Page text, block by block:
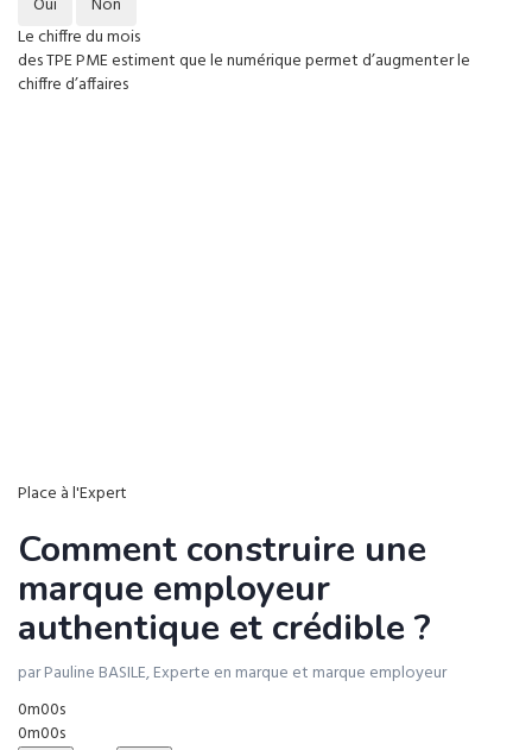
Le chiffre du mois
des TPE PME estiment que le numérique permet d’augmenter le
chiffre d’affaires
Place à l'Expert
Comment construire une
marque employeur
authentique et crédible ?
par Pauline BASILE, Experte en marque et marque employeur
0m00s
0m00s